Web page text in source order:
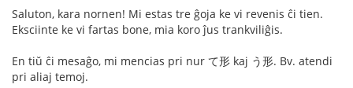
Saluton, kara nornen! Mi estas tre ĝoja ke vi revenis ĉi tien.
Eksciinte ke vi fartas bone, mia koro ĵus trankviliĝis.
En tiŭ ĉi mesaĝo, mi mencias pri nur て形 kaj う形. Bv. atendi
pri aliaj temoj.